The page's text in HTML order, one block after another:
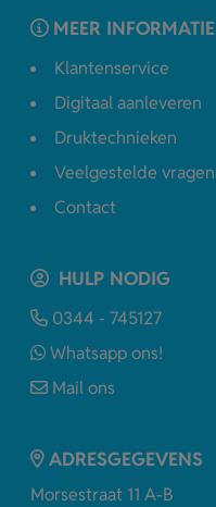
MEER INFORMATIE
Klantenservice
Digitaal aanleveren
Druktechnieken
Veelgestelde vragen
Contact
HULP NODIG
0344 - 745127
Whatsapp ons!
Mail ons
ADRESGEGEVENS
Morsestraat 11 A-B